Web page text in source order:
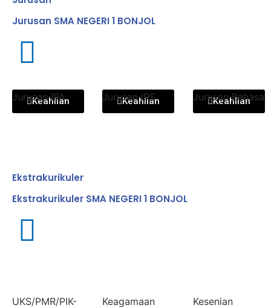
Jurusan SMA NEGERI 1 BONJOL
Keahlian
Jurusan IPA Keahlian
Jurusan IPS Keahlian
Jurusan Bahasa
Ekstrakurikuler
Ekstrakurikuler SMA NEGERI 1 BONJOL
UKS/PMR/PIK-
Keagamaan Kesenian